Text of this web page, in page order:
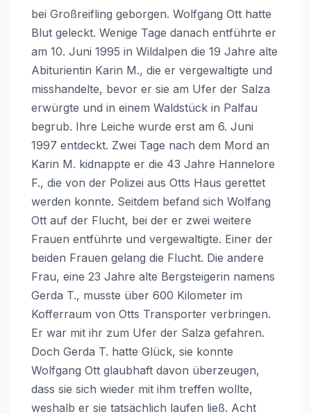
bei Großreifling geborgen. Wolfgang Ott hatte
Blut geleckt. Wenige Tage danach entführte er
am 10. Juni 1995 in Wildalpen die 19 Jahre alte
Abiturientin Karin M., die er vergewaltigte und
misshandelte, bevor er sie am Ufer der Salza
erwürgte und in einem Waldstück in Palfau
begrub. Ihre Leiche wurde erst am 6. Juni
1997 entdeckt. Zwei Tage nach dem Mord an
Karin M. kidnappte er die 43 Jahre Hannelore
F., die von der Polizei aus Otts Haus gerettet
werden konnte. Seitdem befand sich Wolfang
Ott auf der Flucht, bei der er zwei weitere
Frauen entführte und vergewaltigte. Einer der
beiden Frauen gelang die Flucht. Die andere
Frau, eine 23 Jahre alte Bergsteigerin namens
Gerda T., musste über 600 Kilometer im
Kofferraum von Otts Transporter verbringen.
Er war mit ihr zum Ufer der Salza gefahren.
Doch Gerda T. hatte Glück, sie konnte
Wolfgang Ott glaubhaft davon überzeugen,
dass sie sich wieder mit ihm treffen wollte,
weshalb er sie tatsächlich laufen ließ. Acht